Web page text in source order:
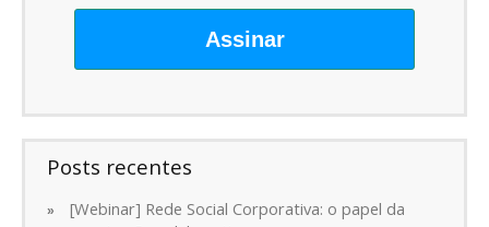
Assinar
Posts recentes
[Webinar] Rede Social Corporativa: o papel da